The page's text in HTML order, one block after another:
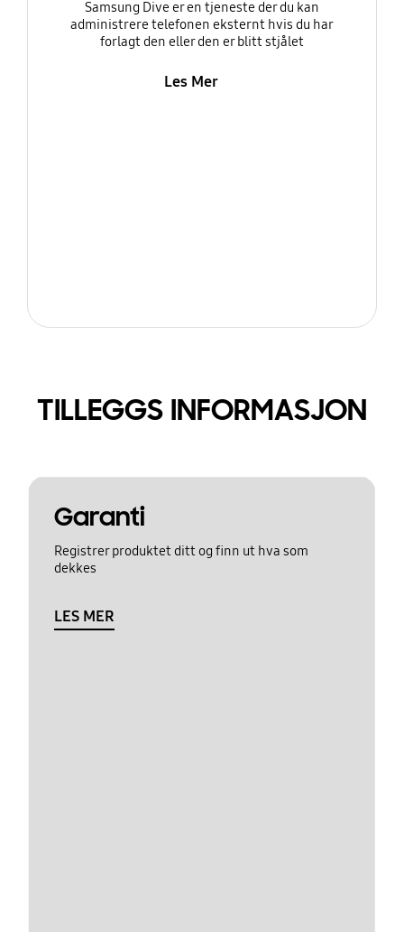
Samsung Dive er en tjeneste der du kan
administrere telefonen eksternt hvis du har
forlagt den eller den er blitt stjålet
Les Mer
TILLEGGS INFORMASJON
Garanti
Registrer produktet ditt og finn ut hva som
dekkes
LES MER